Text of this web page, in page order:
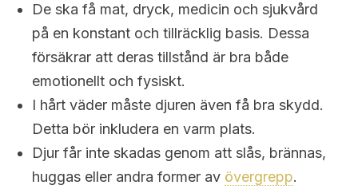
De ska få mat, dryck, medicin och sjukvård
på en konstant och tillräcklig basis. Dessa
försäkrar att deras tillstånd är bra både
emotionellt och fysiskt.
I hårt väder måste djuren även få bra skydd.
Detta bör inkludera en varm plats.
Djur får inte skadas genom att slås, brännas,
huggas eller andra former av övergrepp.